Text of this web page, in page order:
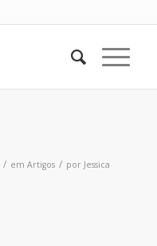
/ em Artigos / por Jessica